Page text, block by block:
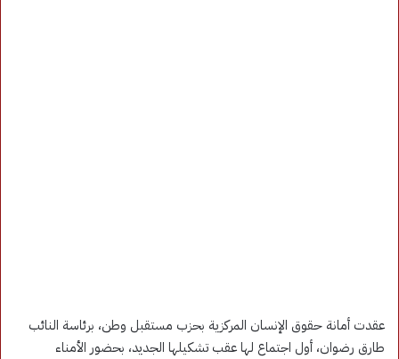
عقدت أمانة حقوق الإنسان المركزية بحزب مستقبل وطن، برئاسة النائب
طارق رضوان، أول اجتماع لها عقب تشكيلها الجديد، بحضور الأمناء